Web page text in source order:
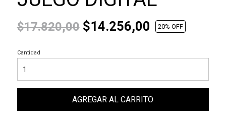
$17.820,00$14.256,00 20% OFF
Cantidad
AGREGAR AL CARRITO